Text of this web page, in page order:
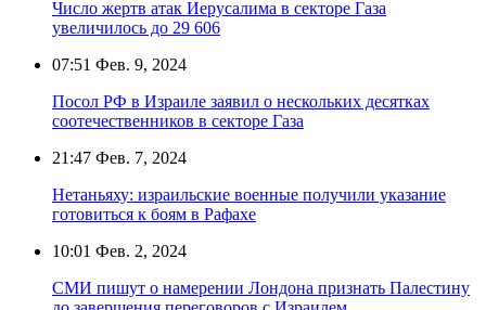
Число жертв атак Иерусалима в секторе Газа
увеличилось до 29 606
07:51 Фев. 9, 2024
Посол РФ в Израиле заявил о нескольких десятках
соотечественников в секторе Газа
21:47 Фев. 7, 2024
Нетаньяху: израильские военные получили указание
готовиться к боям в Рафахе
10:01 Фев. 2, 2024
СМИ пишут о намерении Лондона признать Палестину